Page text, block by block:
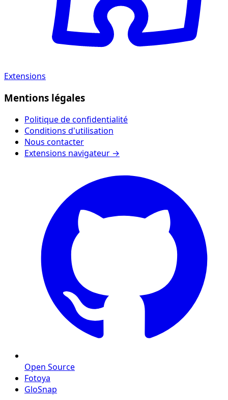
Extensions
Mentions légales
Politique de confidentialité
Conditions d'utilisation
Nous contacter
Extensions navigateur →
Open Source
Fotoya
GloSnap